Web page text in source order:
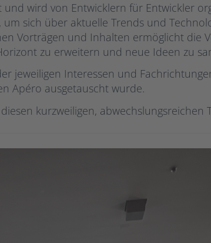
und wird von Entwicklern für Entwickler
um sich über aktuelle Trends und
Vorträgen und Inhalten ermöglicht die
zu erweitern und neue Ideen zu
jeweiligen Interessen und
Apéro ausgetauscht wurde.
kurzweiligen, abwechslungsreichen